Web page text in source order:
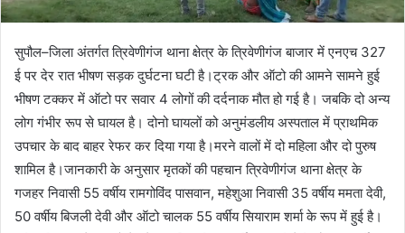
l
सुपौल–जिला अंतर्गत त्रिवेणीगंज थाना क्षेत्र के त्रिवेणीगंज बाजार में एनएच 327
ई पर देर रात भीषण सड़क दुर्घटना घटी है।ट्रक और ऑटो की आमने सामने हुई
भीषण टक्कर में ऑटो पर सवार 4 लोगों की दर्दनाक मौत हो गई है। जबकि दो अन्य
लोग गंभीर रूप से घायल है। दोनो घायलों को अनुमंडलीय अस्पताल में प्राथमिक
उपचार के बाद बाहर रेफर कर दिया गया है।मरने वालों में दो महिला और दो पुरुष
शामिल है।जानकारी के अनुसार मृतकों की पहचान त्रिवेणीगंज थाना क्षेत्र के
गजहर निवासी 55 वर्षीय रामगोविंद पासवान, महेशुआ निवासी 35 वर्षीय ममता देवी,
50 वर्षीय बिजली देवी और ऑटो चालक 55 वर्षीय सियाराम शर्मा के रूप में हुई है।